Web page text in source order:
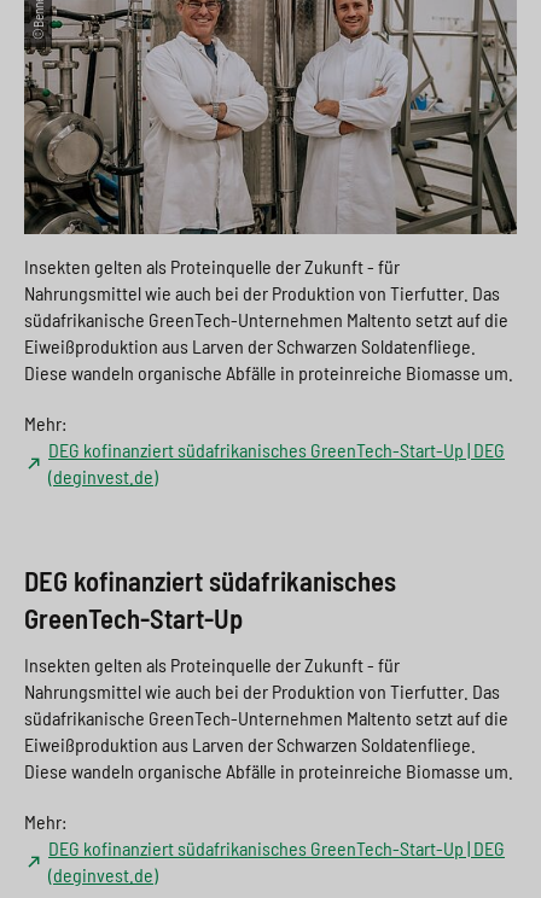
Insekten gelten als Proteinquelle der Zukunft - für
Nahrungsmittel wie auch bei der Produktion von Tierfutter. Das
südafrikanische GreenTech-Unternehmen Maltento setzt auf die
Eiweißproduktion aus Larven der Schwarzen Soldatenfliege.
Diese wandeln organische Abfälle in proteinreiche Biomasse um.
Mehr:
DEG kofinanziert südafrikanisches GreenTech-Start-Up | DEG
(deginvest.de)
DEG kofinanziert südafrikanisches
GreenTech-Start-Up
Insekten gelten als Proteinquelle der Zukunft - für
Nahrungsmittel wie auch bei der Produktion von Tierfutter. Das
südafrikanische GreenTech-Unternehmen Maltento setzt auf die
Eiweißproduktion aus Larven der Schwarzen Soldatenfliege.
Diese wandeln organische Abfälle in proteinreiche Biomasse um.
Mehr:
DEG kofinanziert südafrikanisches GreenTech-Start-Up | DEG
(deginvest.de)